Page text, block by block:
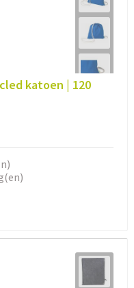
katoen | 120